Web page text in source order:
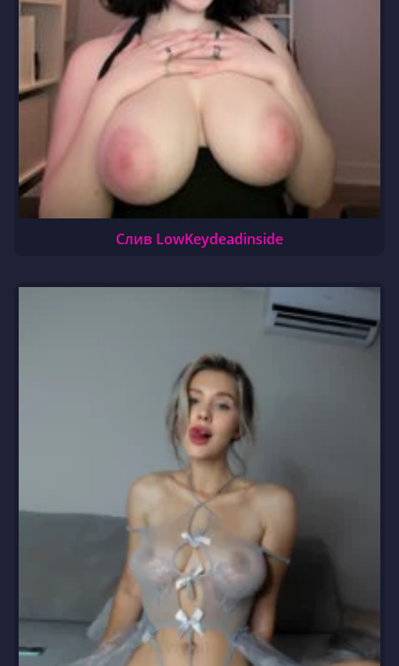
Слив LowKeydeadinside